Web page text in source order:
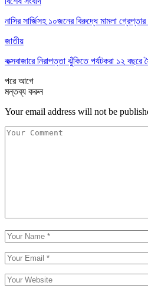
নাসির সার্জিসহ ১০জনের বিরুদ্ধে মামলা
জাতীয়
কক্সবাজারে নিরাপত্তা ঝুঁকিতে পর্যটকরা ১২
পরেআগে
মন্তব্য করুন
Your email address will not be